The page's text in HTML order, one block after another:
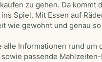
zu gehen. Da kommt
Spiel. Mit Essen auf
wie gewohnt und genau
alle Informationen rund um
sowie passende